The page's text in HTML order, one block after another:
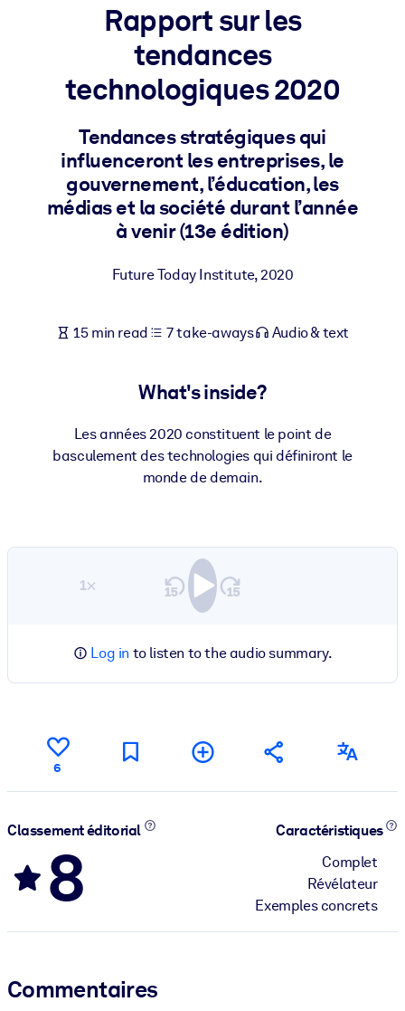
Bring bite-sized, verified knowledge into your LMS/LXP for
For Corporate Libraries
Enrich your corporate library with trusted, ready-to-use business
knowledge.
For AI Systems
Rapport sur les
tendances
technologiques 2020
Tendances stratégiques qui
influenceront les entreprises, le
gouvernement, l’éducation, les
médias et la société durant l’année
à venir (13e édition)
Future Today Institute,2020
15 min read 7 take-aways Audio & text
What's inside?
Les années 2020 constituent le point de
basculement des technologies qui définiront le
monde de demain.
1×
Log in to listen to the audio summary.
6
Classement éditorial
8
Caractéristiques
Complet
Révélateur
Exemples concrets
Commentaires